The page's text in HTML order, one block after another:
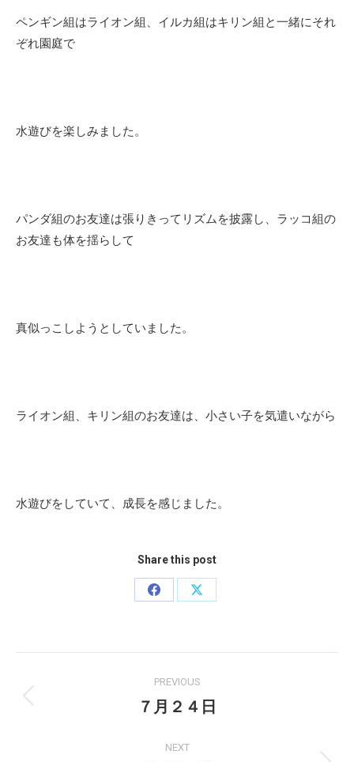
ペンギン組はライオン組、イルカ組はキリン組と一緒にそれ
ぞれ園庭で
水遊びを楽しみました。
パンダ組のお友達は張りきってリズムを披露し、ラッコ組の
お友達も体を揺らして
真似っこしようとしていました。
ライオン組、キリン組のお友達は、小さい子を気遣いながら
水遊びをしていて、成長を感じました。
Share this post
Share
Share
navigation
PREVIOUS
Previous
７月２４日
NEXT